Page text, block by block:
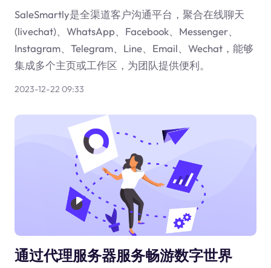
SaleSmartly是全渠道客户沟通平台，聚合在线聊天
(livechat)、WhatsApp、Facebook、Messenger、
Instagram、Telegram、Line、Email、Wechat，能够
集成多个主页或工作区，为团队提供便利。
2023-12-22 09:33
通过代理服务器服务畅游数字世界